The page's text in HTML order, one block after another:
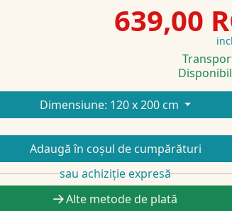
639,00
Dimensiune: 120 x 200 cm
Adaugă în coșul de cumpărături
sau achiziție expresă
Alte metode de plată